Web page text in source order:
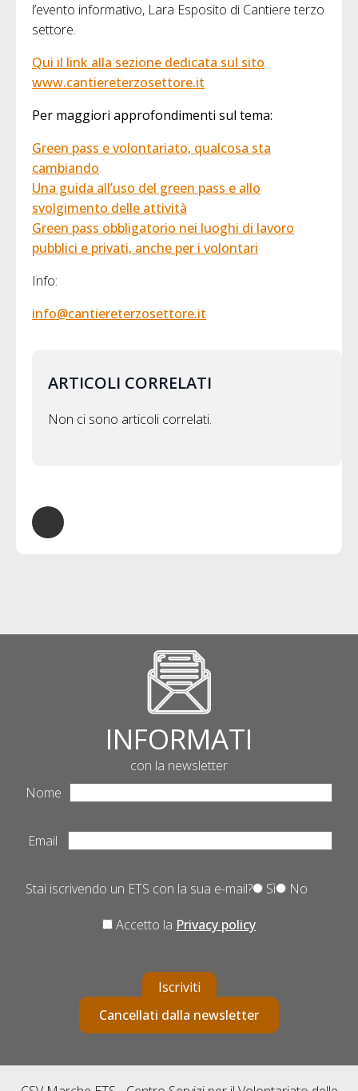
l’evento informativo, Lara Esposito di Cantiere terzo
settore.
Qui il link alla sezione dedicata sul sito
www.cantiereterzosettore.it
Per maggiori approfondimenti sul tema:
Green pass e volontariato, qualcosa sta
cambiando
Una guida all’uso del green pass e allo
svolgimento delle attività
Green pass obbligatorio nei luoghi di lavoro
pubblici e privati, anche per i volontari
Info:
info@cantiereterzosettore.it
ARTICOLI CORRELATI
Non ci sono articoli correlati.
INFORMATI
con la newsletter
Nome
Email
Stai iscrivendo un ETS con la sua e-mail? Sì No
Accetto la Privacy policy
Iscriviti
Cancellati dalla newsletter